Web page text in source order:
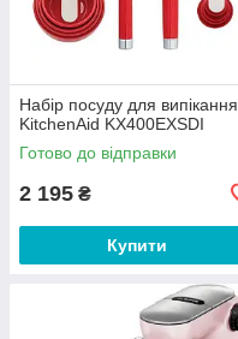
Набір посуду для випікання
KitchenAid KX400EXSDI
Готово до відправки
2 195 ₴
Купити